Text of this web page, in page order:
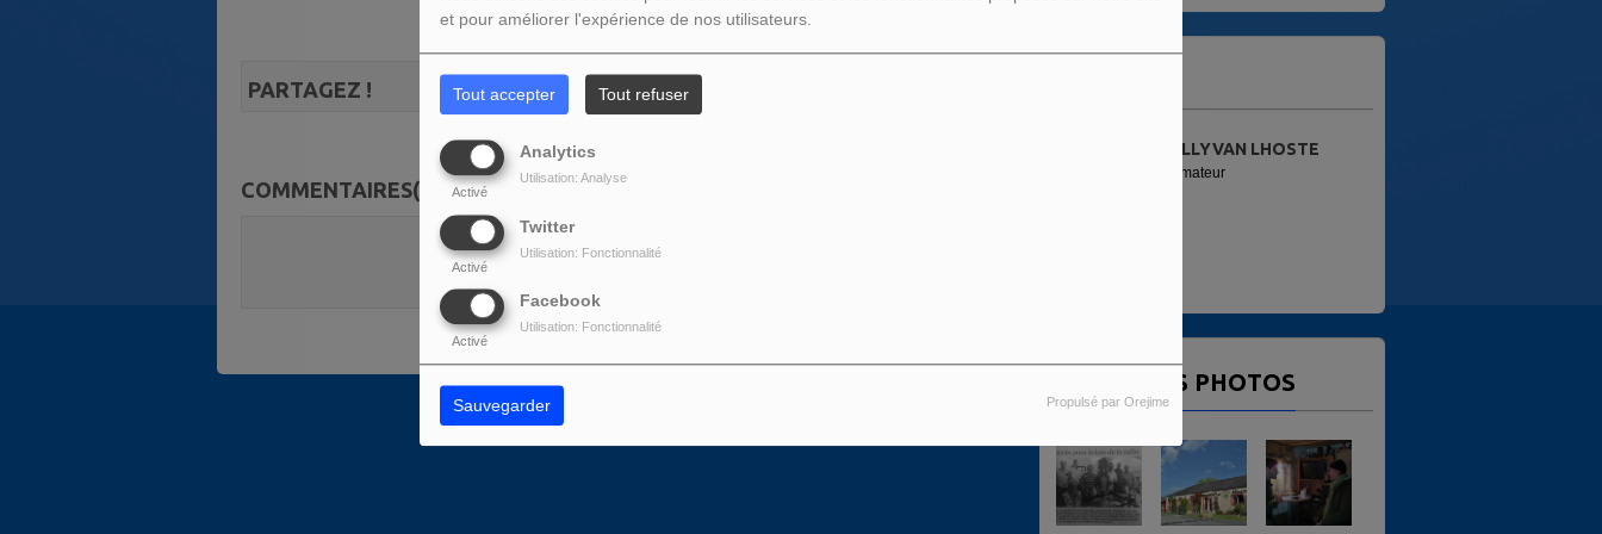
et pour améliorer l'expérience de nos utilisateurs.
Tout accepter Tout refuser
Analytics
Activé
Utilisation: Analyse
Twitter
Activé
Utilisation: Fonctionnalité
Facebook
Activé
Utilisation: Fonctionnalité
Sauvegarder Propulsé par Orejime
PARTAGEZ !
COMMENTAIRES(0)
Vous devez être connecté pour commenter
SULLYVAN LHOSTE
DERNIÈRES PHOTOS